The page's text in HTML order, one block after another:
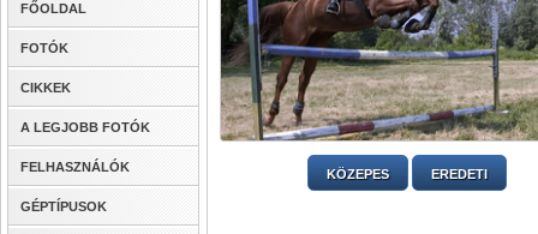
FŐOLDAL
FOTÓK
CIKKEK
A LEGJOBB FOTÓK
FELHASZNÁLÓK
GÉPTÍPUSOK
KÖZEPES EREDETI